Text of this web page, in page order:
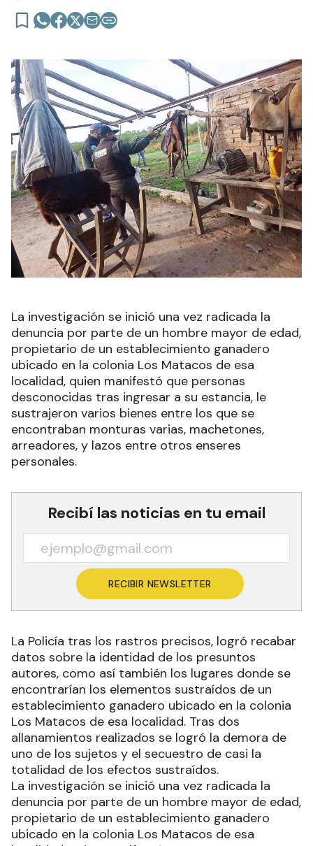
La investigación se inició una vez radicada la
denuncia por parte de un hombre mayor de edad,
propietario de un establecimiento ganadero
ubicado en la colonia Los Matacos de esa
localidad, quien manifestó que personas
desconocidas tras ingresar a su estancia, le
sustrajeron varios bienes entre los que se
encontraban monturas varias, machetones,
arreadores, y lazos entre otros enseres
personales.
Recibí las noticias en tu email
RECIBIR NEWSLETTER
La Policía tras los rastros precisos, logró recabar
datos sobre la identidad de los presuntos
autores, como así también los lugares donde se
encontrarían los elementos sustraídos de un
establecimiento ganadero ubicado en la colonia
Los Matacos de esa localidad. Tras dos
allanamientos realizados se logró la demora de
uno de los sujetos y el secuestro de casi la
totalidad de los efectos sustraídos.
La investigación se inició una vez radicada la
denuncia por parte de un hombre mayor de edad,
propietario de un establecimiento ganadero
ubicado en la colonia Los Matacos de esa